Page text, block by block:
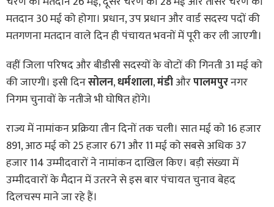
मतदान 30 मई को होगा। प्रधान, उप प्रधान और वार्ड सदस्य पदों की
मतगणना मतदान वाले दिन ही पंचायत भवनों में पूरी कर ली जाएगी।
वहीं जिला परिषद और बीडीसी सदस्यों के वोटों की गिनती 31 मई को
की जाएगी। इसी दिनसोलन,धर्मशाला,मंडीऔरपालमपुरनगर
निगम चुनावों के नतीजे भी घोषित होंगे।
राज्य में नामांकन प्रक्रिया तीन दिनों तक चली। सात मई को 16 हजार
891, आठ मई को 25 हजार 671 और 11 मई को सबसे अधिक 37
हजार 114 उम्मीदवारों ने नामांकन दाखिल किए। बड़ी संख्या में
उम्मीदवारों के मैदान में उतरने से इस बार पंचायत चुनाव बेहद
दिलचस्प माने जा रहे हैं।